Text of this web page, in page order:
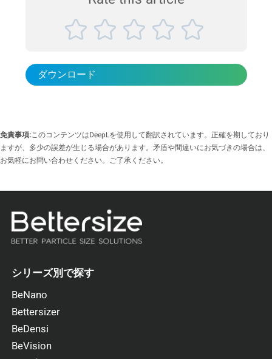
ダウンロード
免責事項:このコンテンツはDeepLを使用して翻訳されています。正確を期しており
ますが、多少の誤差が生じる場合があります。矛盾や間違いにお気づきの場合は、
お気軽にお問い合わせください。ご了承ください。
シリーズ別で探す
BeNano
Bettersizer
BeDensi
BeVision